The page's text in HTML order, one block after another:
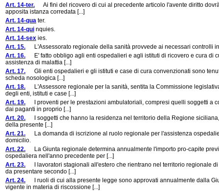
Art. 14-ter. Ai fini del ricovero di cui al precedente articolo l'avente diritto
apposita istanza corredata [...]
Art. 14-qua ter.
Art. 14-qui nquies.
Art. 14-sex ies.
Art. 15. L'Assessorato regionale della sanità provvede ai necessari controlli
Art. 16. E' fatto obbligo agli enti ospedalieri e agli istituti di ricovero e cura di
assistenza di malattia [...]
Art. 17. Gli enti ospedalieri e gli istituti e case di cura convenzionati sono
scheda nosologica [...]
Art. 18. L'Assessore regionale per la sanità, sentita la Commissione
degli enti, istituti e case [...]
Art. 19. I proventi per le prestazioni ambulatoriali, compresi quelli soggetti a
dai paganti in proprio [...]
Art. 20. I soggetti che hanno la residenza nel territorio della Regione
della presente [...]
Art. 21. La domanda di iscrizione al ruolo regionale per l'assistenza
domicilio.
Art. 22. La Giunta regionale determina annualmente l'importo pro-capite
ospedaliera nell'anno precedente per [...]
Art. 23. I lavoratori stagionali all'estero che rientrano nel territorio regionale
da presentare secondo [...]
Art. 24. I ruoli di cui alla presente legge sono approvati annualmente dalla
vigente in materia di riscossione [...]